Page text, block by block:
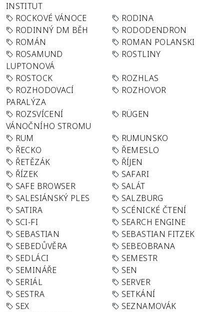
INSTITUT
ROCKOVÉ VÁNOCE
RODINA
RODINNÝ DM BĚH
RODODENDRON
ROMÁN
ROMAN POLANSKI
ROSAMUND
LUPTONOVÁ
ROSTLINY
ROSTOCK
ROZHLAS
ROZHODOVACÍ
PARALÝZA
ROZHOVOR
ROZSVÍCENÍ
VÁNOČNÍHO STROMU
RÜGEN
RUM
RUMUNSKO
ŘECKO
ŘEMESLO
ŘETĚZÁK
ŘÍJEN
ŘÍZEK
SAFARI
SAFE BROWSER
SALÁT
SALESIÁNSKÝ PLES
SALZBURG
SATIRA
SCÉNICKÉ ČTENÍ
SCI-FI
SEARCH ENGINE
SEBASTIAN
SEBASTIAN FITZEK
SEBEDŮVĚRA
SEBEOBRANA
SEDLÁCI
SEMESTR
SEMINÁŘE
SEN
SERIÁL
SERVER
SESTRA
SETKÁNÍ
SEX
SEZNAMOVÁK